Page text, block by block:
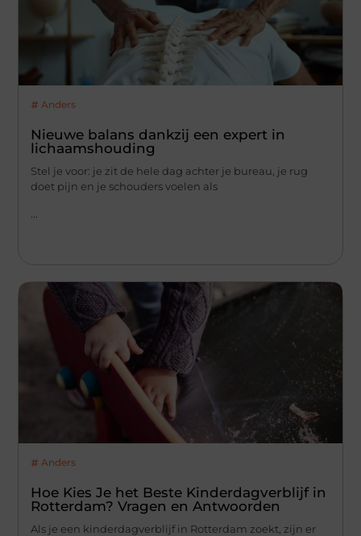
Anders
Nieuwe balans dankzij een expert in
lichaamshouding
Stel je voor: je zit de hele dag achter je bureau, je rug
doet pijn en je schouders voelen als
Anders
Hoe Kies Je het Beste Kinderdagverblijf in
Rotterdam? Vragen en Antwoorden
Als je een kinderdagverblijf in Rotterdam zoekt, zijn er